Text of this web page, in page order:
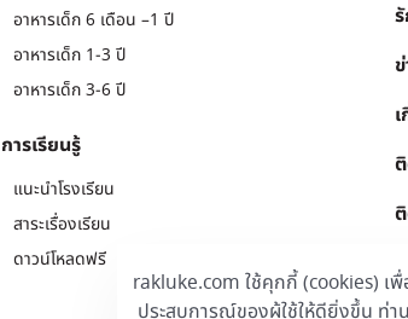
rakluke.com ใช้คุกกี้ (cookies) เ
ประสบการณ์ของผู้ใช้ให้ดียิ่งขึ้น ท่า
อาหารเด็ก 6 เดือน –1 ปี
อาหารเด็ก 1-3 ปี
อาหารเด็ก 3-6 ปี
การเรียนรู้
แนะนำโรงเรียน
สาระเรื่องเรียน
ดาวน์โหลดฟรี